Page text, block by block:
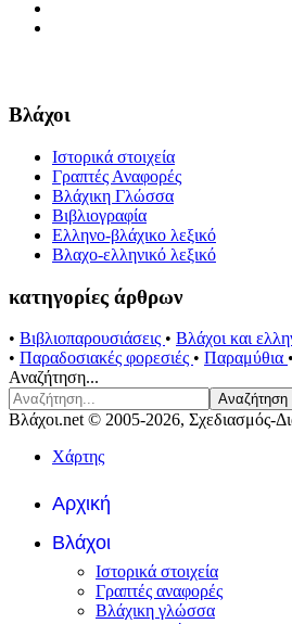
Βλάχοι
Ιστορικά στοιχεία
Γραπτές Αναφορές
Βλάχικη Γλώσσα
Βιβλιογραφία
Ελληνο-βλάχικο λεξικό
Βλαχο-ελληνικό λεξικό
κατηγορίες άρθρων
• Βιβλιοπαρουσιάσεις • Βλάχοι και
• Παραδοσιακές φορεσιές • Παραμύθια •
Αναζήτηση...
Αναζήτηση
Βλάχοι.net © 2005-2026, Σχεδιασμός-
Χάρτης
Αρχική
Βλάχοι
Ιστορικά στοιχεία
Γραπτές αναφορές
Βλάχικη γλώσσα